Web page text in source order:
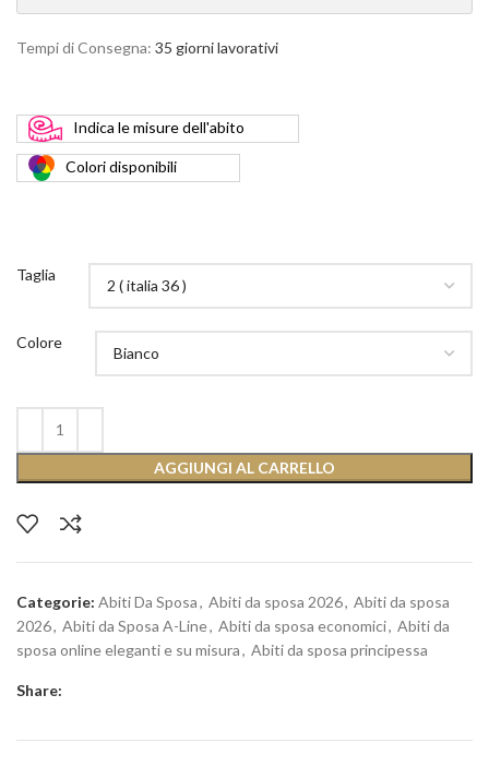
Tempi di Consegna: 35 giorni lavorativi
Indica le misure dell'abito
Coloridisponibili
Taglia
Colore
AGGIUNGI AL CARRELLO
Categorie: Abiti Da Sposa, Abiti da sposa 2026, Abiti da sposa
2026, Abiti da Sposa A-Line, Abiti da sposa economici, Abiti da
sposa online eleganti e su misura, Abiti da sposa principessa
Share: